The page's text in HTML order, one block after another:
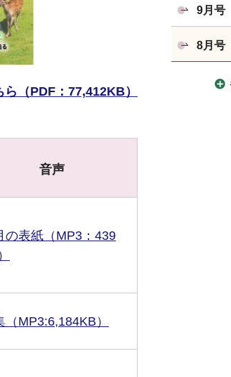
（PDF：77,412KB）
音声
の表紙（MP3：439
（MP3:6,184KB）
9月号
8月号